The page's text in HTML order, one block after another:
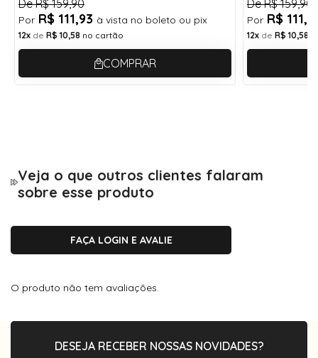
por parafusos diretamente nas lentes. Aceitam
apenas lentes de policarbonato, pois precisam
finalizar a compra, confira se escolheu o tipo
Ponte:
1,8 cm
14 cm
Ponte
14,5 cm
DeR$ 159,90
Por R$ 111,93 à vista no boleto ou pix
12x de R$ 10,58 no cartão
COMPRAR
DeR$ 159,90
Por R$
12x de R$ 10,58
Veja o que outros clientes falaram
sobre esse produto
FAÇA LOGIN E AVALIE
O produto não tem avaliações.
DESEJA RECEBER NOSSAS NOVIDADES?